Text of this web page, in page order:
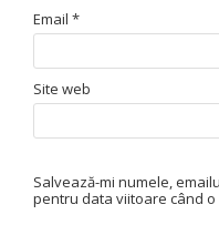
Email *
Site web
Salvează-mi numele,
pentru data viitoare când o